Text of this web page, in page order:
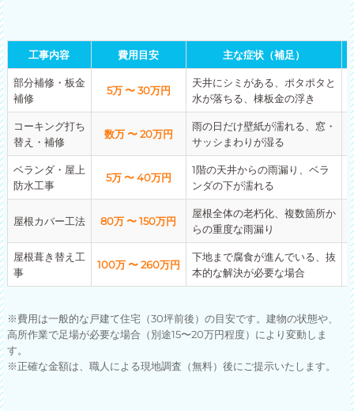
工事内容 費用目安 主な症状（補足）
部分補修・板金
補修
5万 〜 30万円
天井にシミがある、ポタポタと
水が落ちる、棟板金の浮き
コーキング打ち
替え・補修
数万 〜 20万円
雨の日だけ壁紙が濡れる、窓・
サッシまわりが湿る
ベランダ・屋上
防水工事
5万 〜 40万円
1階の天井からの雨漏り、ベラ
ンダの下が濡れる
屋根カバー工法 80万 〜 150万円
屋根全体の老朽化、複数箇所か
らの重度な雨漏り
屋根葺き替え工
事
100万 〜 260万円
下地まで腐食が進んでいる、抜
本的な解決が必要な場合
※費用は一般的な戸建て住宅（30坪前後）の目安です。建物の状態や、
高所作業で足場が必要な場合（別途15〜20万円程度）により変動しま
す。
※正確な金額は、職人による現地調査（無料）後にご提示いたします。